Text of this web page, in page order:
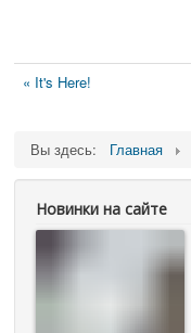
« It's Here!
Вы здесь: Главная
Новинки на сайте